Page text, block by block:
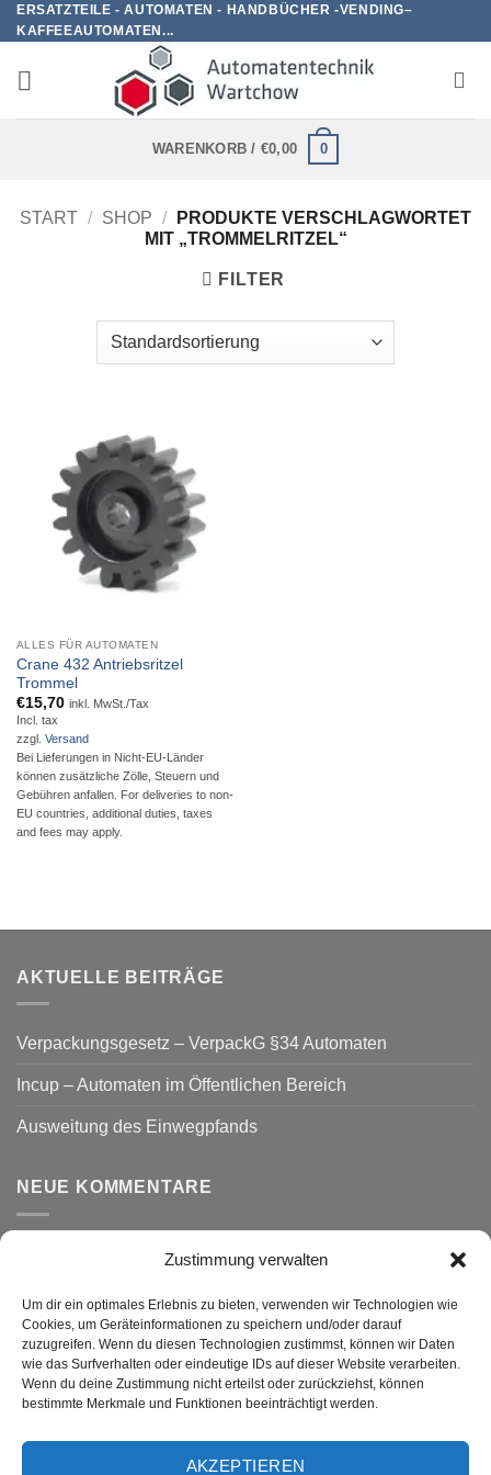
Zustimmung verwalten
Um dir ein optimales Erlebnis zu bieten, verwenden wir Technologien wie
Cookies, um Geräteinformationen zu speichern und/oder darauf
zuzugreifen. Wenn du diesen Technologien zustimmst, können wir Daten
wie das Surfverhalten oder eindeutige IDs auf dieser Website verarbeiten.
Wenn du deine Zustimmung nicht erteilst oder zurückziehst, können
bestimmte Merkmale und Funktionen beeinträchtigt werden.
AKZEPTIEREN
Zum
Inhalt
springen
ERSATZTEILE - AUTOMATEN - HANDBÜCHER -VENDING–
KAFFEEAUTOMATEN...
WARENKORB / €0,00 0
START / SHOP /
PRODUKTE VERSCHLAGWORTET
MIT „TROMMELRITZEL“
FILTER
ALLES FÜR AUTOMATEN
Crane 432 Antriebsritzel
Trommel
€15,70 inkl. MwSt./Tax
Incl. tax
zzgl. Versand
Bei Lieferungen in Nicht-EU-Länder
können zusätzliche Zölle, Steuern und
Gebühren anfallen. For deliveries to non-
EU countries, additional duties, taxes
and fees may apply.
AKTUELLE BEITRÄGE
Verpackungsgesetz – VerpackG §34 Automaten
Incup – Automaten im Öffentlichen Bereich
Ausweitung des Einwegpfands
NEUE KOMMENTARE